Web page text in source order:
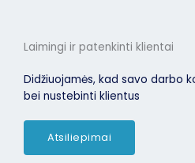
Laimingi ir patenkinti klientai
Didžiuojamės, kad savo darbo
bei nustebinti klientus
Atsiliepimai